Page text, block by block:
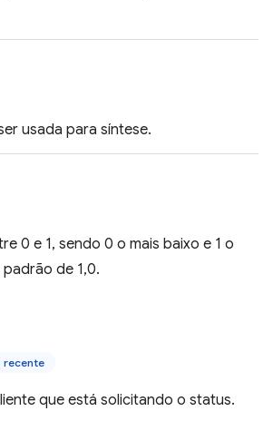
usada para síntese.
0 e 1, sendo 0 o mais baixo e 1 o
de 1,0.
recente
que está solicitando o status.